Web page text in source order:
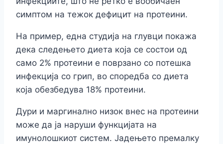
симптом на тежок дефицит на протеини.
На пример, една студија на глувци покажа
дека следењето диета која се состои од
само 2% протеини е поврзано со потешка
инфекција со грип, во споредба со диета
која обезбедува 18% протеини.
Дури и маргинално низок внес на протеини
може да ја наруши функцијата на
имунолошкиот систем. Јадењето премалку